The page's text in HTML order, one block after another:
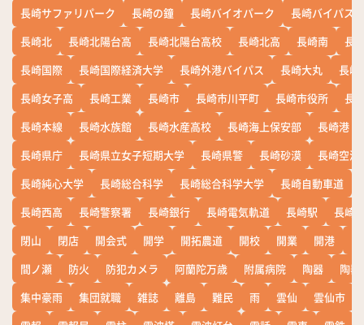
長崎サファリパーク
長崎の鐘 長崎バイオパーク
長崎バイパス
長崎北
長崎北陽台高 長崎北陽台高校 長崎北高 長崎南
長
長崎国際
長崎国際経済大学 長崎外港バイパス 長崎大丸
長崎
長崎女子高
長崎工業 長崎市 長崎市川平町 長崎市役所
長
長崎本線
長崎水族館 長崎水産高校 長崎海上保安部
長崎港
長崎県庁
長崎県立女子短期大学 長崎県警 長崎砂漠
長崎空港
長崎純心大学
長崎総合科学 長崎総合科学大学 長崎自動車道
長崎西高
長崎警察署 長崎銀行 長崎電気軌道 長崎駅
長崎
閉山
閉店 開会式 開学 開拓農道 開校 開業 開港
間ノ瀬
防火 防犯カメラ 阿蘭陀万歳 附属病院 陶器
陶器
集中豪雨
集団就職 雑誌 離島 難民 雨 雲仙 雲仙市